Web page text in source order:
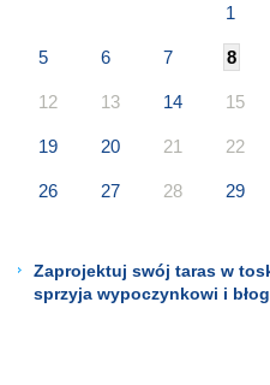
1
5 6 7 8
12 13 14 15
19 20 21 22
26 27 28 29
Zaprojektuj swój taras w
sprzyja wypoczynkowi i